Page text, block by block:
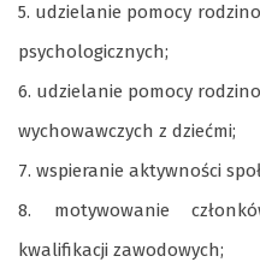
5. udzielanie pomocy
psychologicznych;
6. udzielanie pomocy
wychowawczych z dziećmi;
7. wspieranie aktywności
8. motywowanie
kwalifikacji zawodowych;